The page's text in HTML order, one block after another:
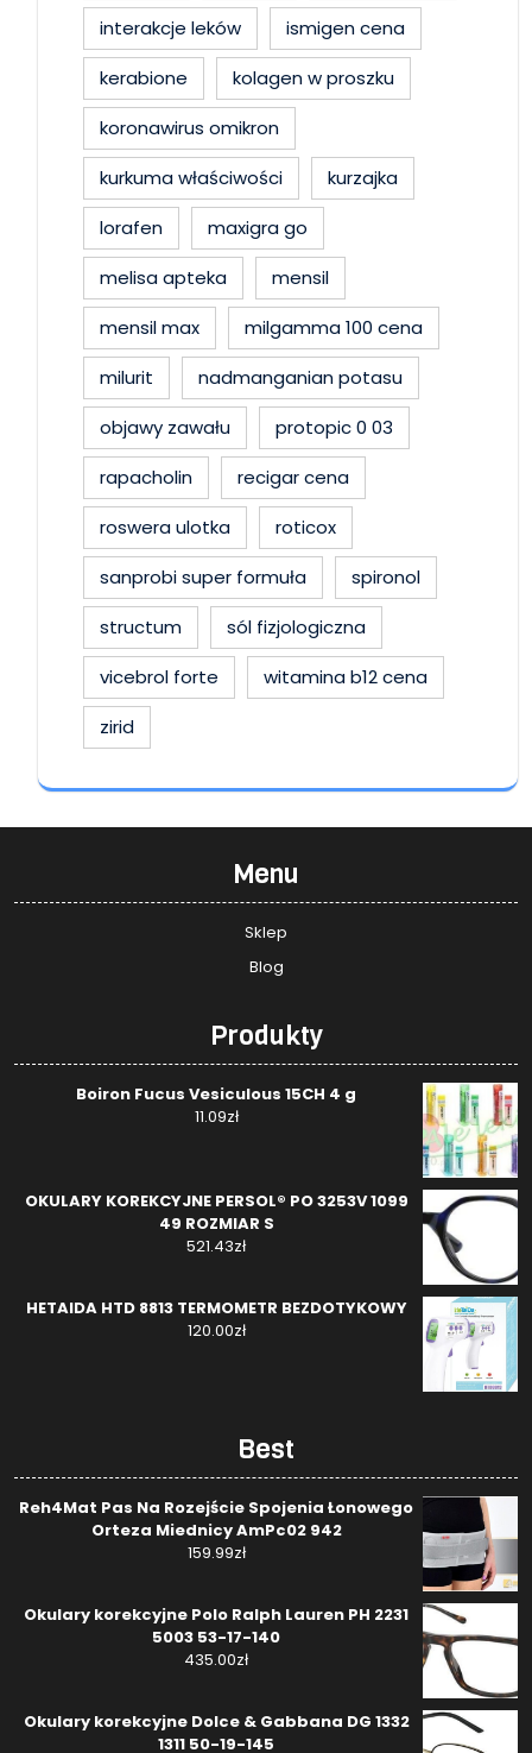
interakcje leków
ismigen cena
kerabione
kolagen w proszku
koronawirus omikron
kurkuma właściwości
kurzajka
lorafen
maxigra go
melisa apteka
mensil
mensil max
milgamma 100 cena
milurit
nadmanganian potasu
objawy zawału
protopic 0 03
rapacholin
recigar cena
roswera ulotka
roticox
sanprobi super formuła
spironol
structum
sól fizjologiczna
vicebrol forte
witamina b12 cena
zirid
Menu
Sklep
Blog
Produkty
Boiron Fucus Vesiculous 15CH 4 g
11.09zł
OKULARY KOREKCYJNE PERSOL® PO 3253V 1099
49 ROZMIAR S
521.43zł
HETAIDA HTD 8813 TERMOMETR BEZDOTYKOWY
120.00zł
Best
Reh4Mat Pas Na Rozejście Spojenia Łonowego
Orteza Miednicy AmPc02 942
159.99zł
Okulary korekcyjne Polo Ralph Lauren PH 2231
5003 53-17-140
435.00zł
Okulary korekcyjne Dolce & Gabbana DG 1332
1311 50-19-145